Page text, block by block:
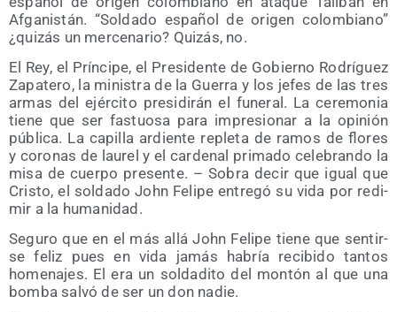
Afga­nis­tán. “Sol­da­do espa­ñol de ori­gen colom­biano”
¿qui­zás un mer­ce­na­rio? Qui­zás, no.
El Rey, el Prín­ci­pe, el Pre­si­den­te de Gobierno Rodrí­guez
Zapa­te­ro, la minis­tra de la Gue­rra y los jefes de las tres
armas del ejér­ci­to pre­si­di­rán el fune­ral. La cere­mo­nia
tie­ne que ser fas­tuo­sa para impre­sio­nar a la opi­nión
públi­ca. La capi­lla ardien­te reple­ta de ramos de flo­res
y coro­nas de lau­rel y el car­de­nal pri­ma­do cele­bran­do la
misa de cuer­po pre­sen­te. – Sobra decir que igual que
Cris­to, el sol­da­do John Feli­pe entre­gó su vida por redi­
mir a la humanidad.
Segu­ro que en el más allá John Feli­pe tie­ne que sen­tir­
se feliz pues en vida jamás habría reci­bi­do tan­tos
home­na­jes. El era un sol­da­di­to del mon­tón al que una
bom­ba sal­vó de ser un don nadie.